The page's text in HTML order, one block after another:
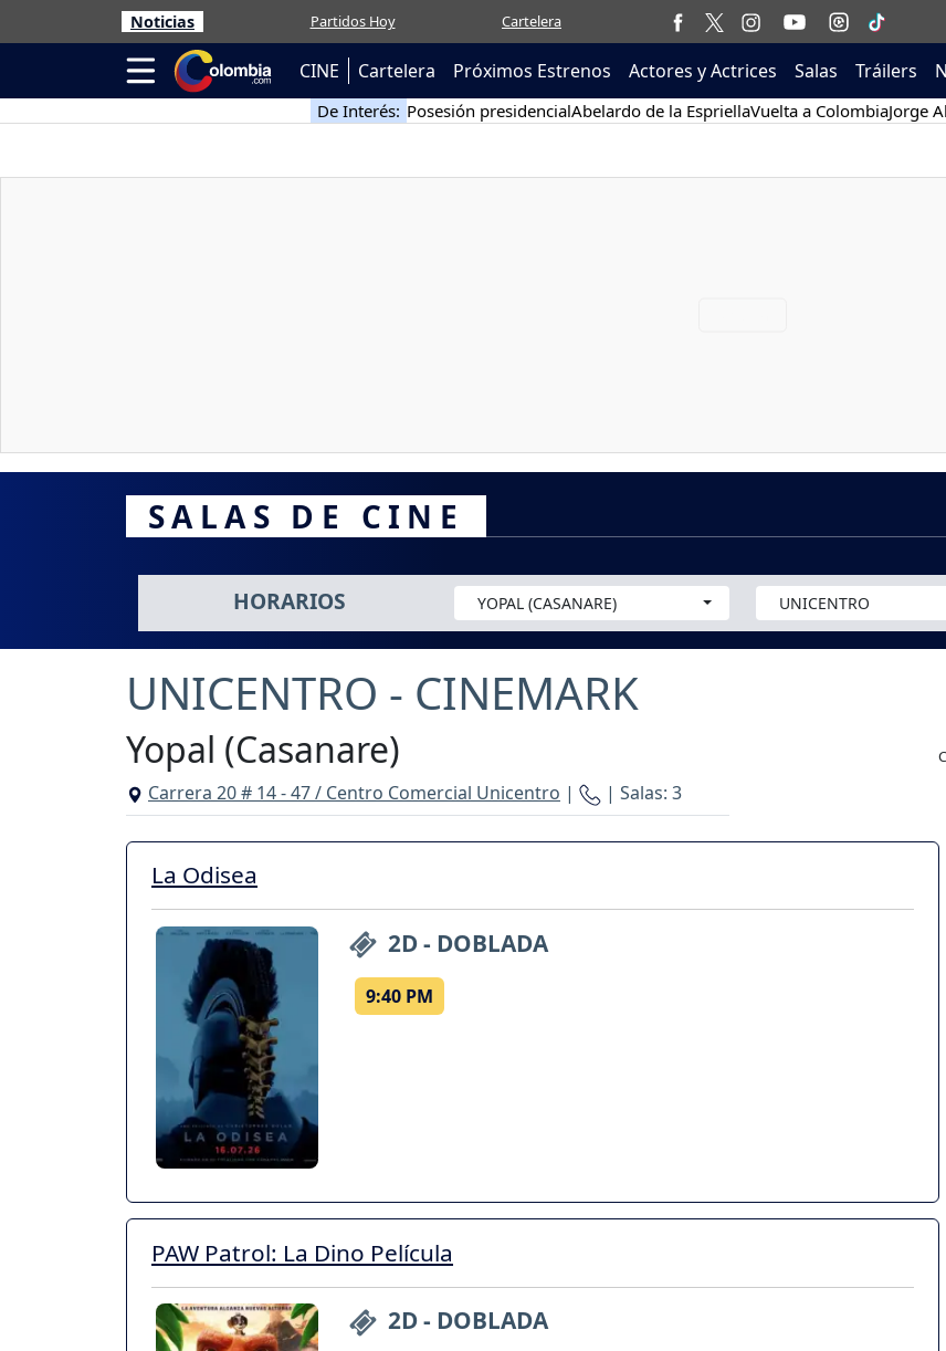
Noticias Partidos Hoy Cartelera
CINE Cartelera Próximos Estrenos Actores y Actrices Salas Tráilers
De Interés: Posesión presidencialAbelardo de la EspriellaVuelta a ColombiaJorge
SALAS DE CINE
HORARIOS YOPAL (CASANARE) UNICENTRO
UNICENTRO - CINEMARK
Yopal (Casanare)
Carrera 20 # 14 - 47 / Centro Comercial Unicentro | | Salas: 3
La Odisea
2D - DOBLADA
9:40 PM
PAW Patrol: La Dino Película
2D - DOBLADA